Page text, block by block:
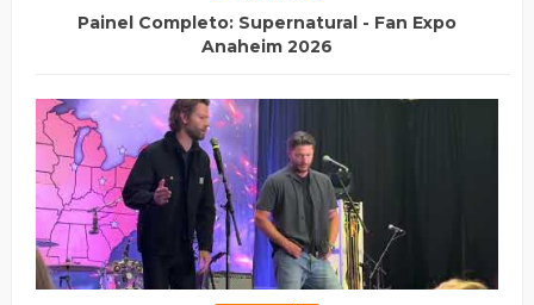
Painel Completo: Supernatural - Fan Expo
Anaheim 2026